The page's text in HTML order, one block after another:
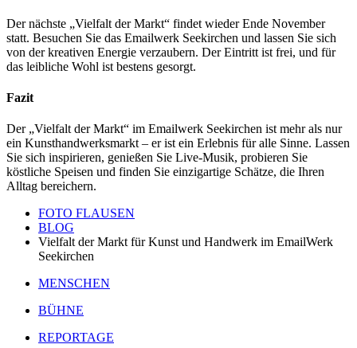
Der nächste „Vielfalt der Markt“ findet wieder Ende November
statt. Besuchen Sie das Emailwerk Seekirchen und lassen Sie sich
von der kreativen Energie verzaubern. Der Eintritt ist frei, und für
das leibliche Wohl ist bestens gesorgt.
Fazit
Der „Vielfalt der Markt“ im Emailwerk Seekirchen ist mehr als nur
ein Kunsthandwerksmarkt – er ist ein Erlebnis für alle Sinne. Lassen
Sie sich inspirieren, genießen Sie Live-Musik, probieren Sie
köstliche Speisen und finden Sie einzigartige Schätze, die Ihren
Alltag bereichern.
FOTO FLAUSEN
BLOG
Vielfalt der Markt für Kunst und Handwerk im EmailWerk
Seekirchen
MENSCHEN
BÜHNE
REPORTAGE